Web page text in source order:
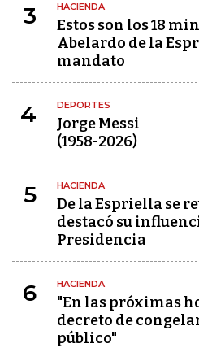
3 HACIENDA
Estos son los 18
Abelardo de la
mandato
4 DEPORTES
Jorge Messi
(1958-2026)
5 HACIENDA
De la Espriella se
destacó su
Presidencia
6 HACIENDA
"En las próximas
decreto de
público"